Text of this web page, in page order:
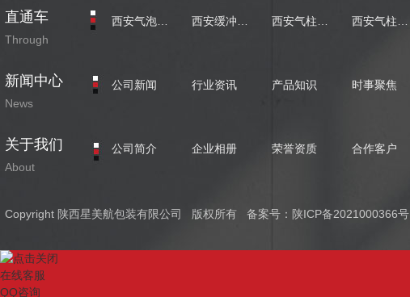
直通车
Through
新闻中心
News
公司新闻 行业资讯 产品知识 时事聚焦
关于我们
About
公司简介 企业相册 荣誉资质 合作客户
Copyright 陕西星美航包装有限公司 版权所有 备案号： 陕ICP备2021000366号
在线客服
QQ咨询